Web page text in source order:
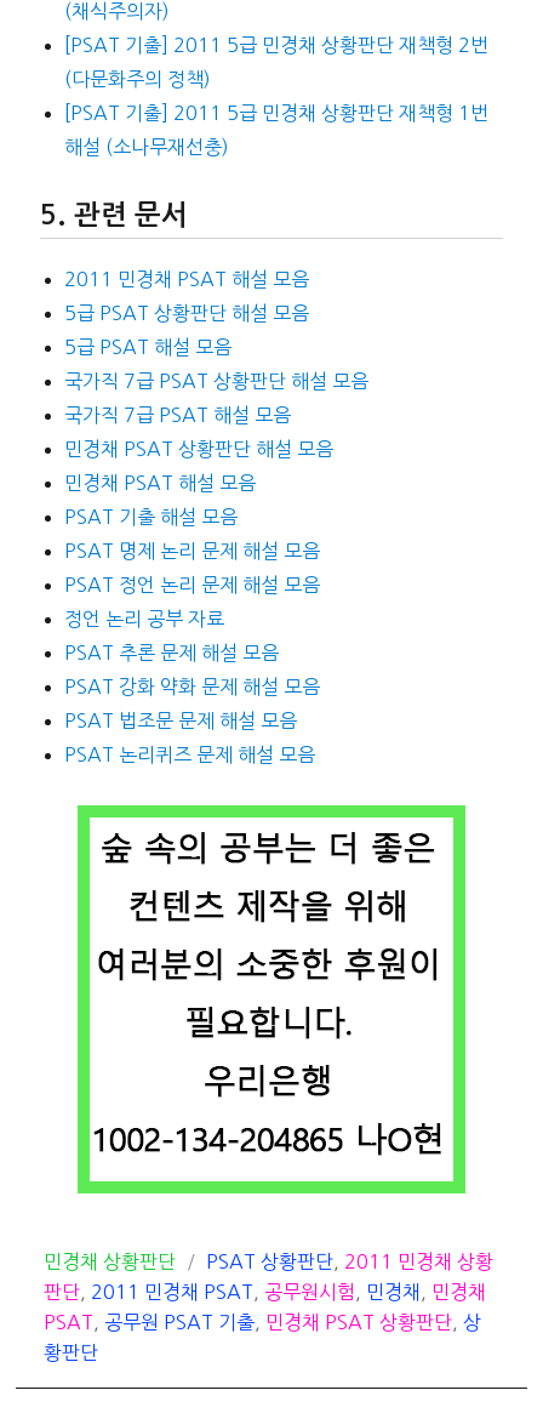
(채식주의자)
[PSAT 기출] 2011 5급 민경채 상황판단 재책형 2번
(다문화주의 정책)
[PSAT 기출] 2011 5급 민경채 상황판단 재책형 1번
해설 (소나무재선충)
관련 문서
2011 민경채 PSAT 해설 모음
5급 PSAT 상황판단 해설 모음
5급 PSAT 해설 모음
국가직 7급 PSAT 상황판단 해설 모음
국가직 7급 PSAT 해설 모음
민경채 PSAT 상황판단 해설 모음
민경채 PSAT 해설 모음
PSAT 기출 해설 모음
PSAT 명제 논리 문제 해설 모음
PSAT 정언 논리 문제 해설 모음
정언 논리 공부 자료
PSAT 추론 문제 해설 모음
PSAT 강화 약화 문제 해설 모음
PSAT 법조문 문제 해설 모음
PSAT 논리퀴즈 문제 해설 모음
카
테
고
리
민경채 상황판단
태
그
PSAT 상황판단, 2011 민경채 상황
판단
2011 민경채 PSAT 공무원시험 민경채
민경채
PSAT
공무원 PSAT 기출 민경채 PSAT 상황판단 ,상
황판단